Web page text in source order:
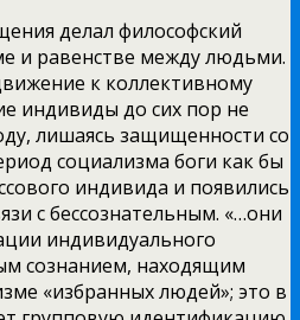
делал философский
и равенстве между людьми.
к коллективному
индивиды до сих пор не
лишаясь защищенности со
социализма боги как бы
индивида и появились
с бессознательным. «…они
индивидуального
сознанием, находящим
«избранных людей»; это в